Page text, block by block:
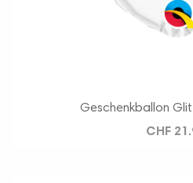
Geschenkballon
CHF